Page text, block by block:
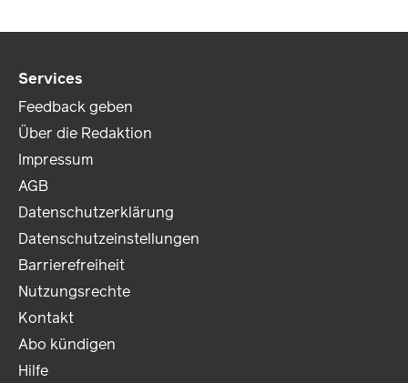
Services
Feedback geben
Über die Redaktion
Impressum
AGB
Datenschutzerklärung
Datenschutzeinstellungen
Barrierefreiheit
Nutzungsrechte
Kontakt
Abo kündigen
Hilfe